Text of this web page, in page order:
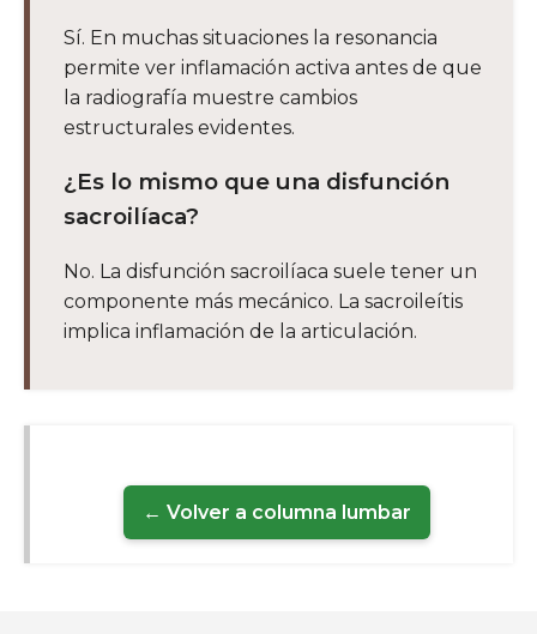
Sí. En muchas situaciones la resonancia
permite ver inflamación activa antes de que
la radiografía muestre cambios
estructurales evidentes.
¿Es lo mismo que una disfunción
sacroilíaca?
No. La disfunción sacroilíaca suele tener un
componente más mecánico. La sacroileítis
implica inflamación de la articulación.
← Volver a columna lumbar